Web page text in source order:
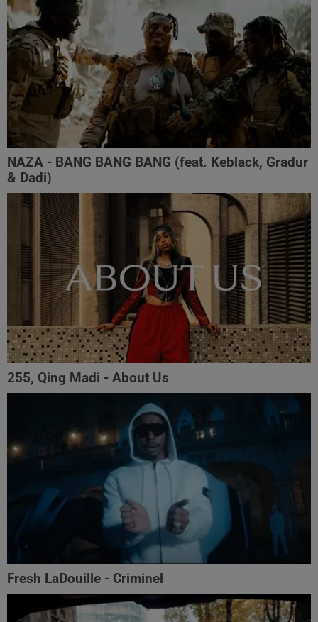
NAZA - BANG BANG BANG (feat. Keblack, Gradur
& Dadi)
255, Qing Madi - About Us
Fresh LaDouille - Criminel